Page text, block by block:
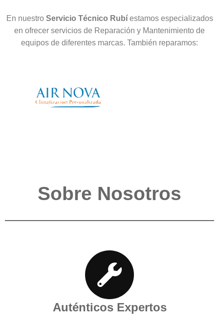
En nuestro Servicio Técnico Rubí estamos especializados
en ofrecer servicios de Reparación y Mantenimiento de
equipos de diferentes marcas. También reparamos:
Sobre Nosotros
Auténticos Expertos